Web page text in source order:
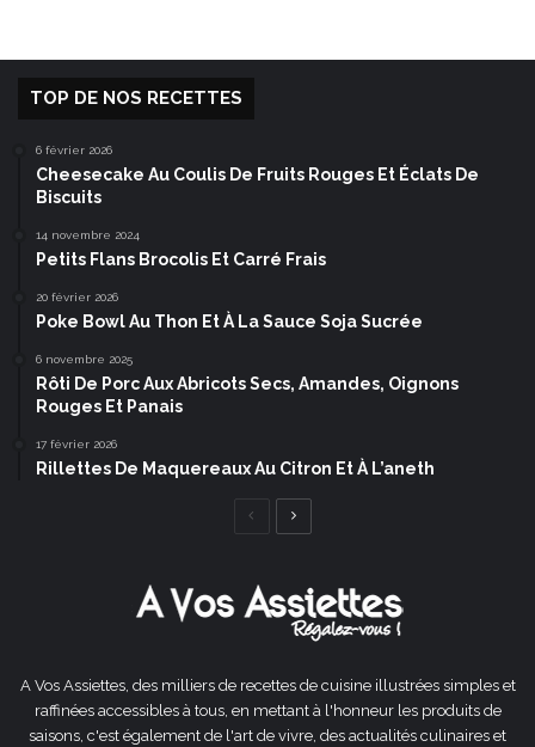
TOP DE NOS RECETTES
6 février 2026
Cheesecake Au Coulis De Fruits Rouges Et Éclats De
Biscuits
14 novembre 2024
Petits Flans Brocolis Et Carré Frais
20 février 2026
Poke Bowl Au Thon Et À La Sauce Soja Sucrée
6 novembre 2025
Rôti De Porc Aux Abricots Secs, Amandes, Oignons
Rouges Et Panais
17 février 2026
Rillettes De Maquereaux Au Citron Et À L’aneth
Page
A Vos Assiettes, des milliers de recettes de cuisine illustrées simples et
raffinées accessibles à tous, en mettant à l'honneur les produits de
saisons, c'est également de l'art de vivre, des actualités culinaires et